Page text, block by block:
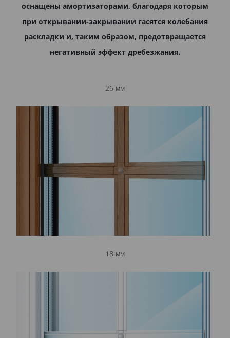
оснащены амортизаторами, благодаря которым
при открывании-закрывании гасятся колебания
раскладки и, таким образом, предотвращается
негативный эффект дребезжания.
26 мм
18 мм